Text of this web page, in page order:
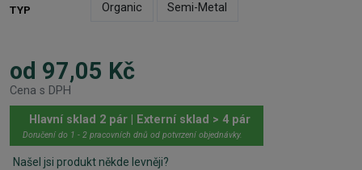
TYP Organic Semi-Metal
od 97,05 Kč
Cena s DPH
Hlavní sklad 2 pár | Externí sklad > 4 pár
Doručení do 1 - 2 pracovních dnů od potvrzení objednávky.
Našel jsi produkt někde levněji?